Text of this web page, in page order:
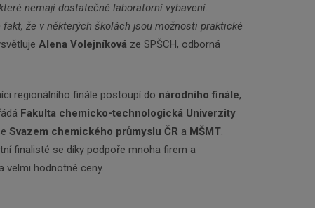
nemají dostatečné laboratorní vybavení.
že v některých školách jsou možnosti praktické
Alena Volejníková ze SPŠCH, odborná
regionálního finále postoupí do národního finále,
Fakulta chemicko-technologická Univerzity
Svazem chemického průmyslu ČR a MŠMT
finalisté se díky podpoře mnoha firem a
hodnotné ceny.